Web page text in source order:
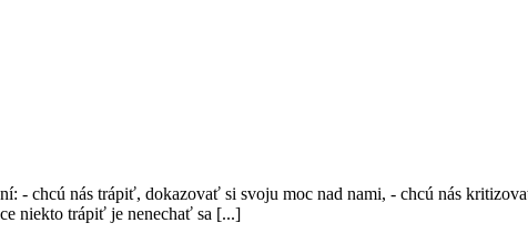
- chcú nás trápiť, dokazovať si svoju moc nad nami, - chcú nás
niekto trápiť je nenechať sa [...]